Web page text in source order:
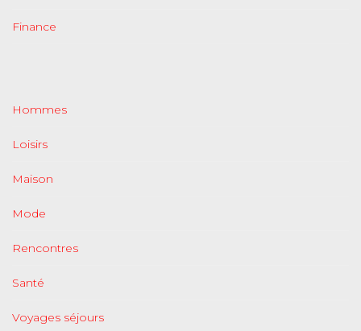
Finance
Hommes
Loisirs
Maison
Mode
Rencontres
Santé
Voyages séjours